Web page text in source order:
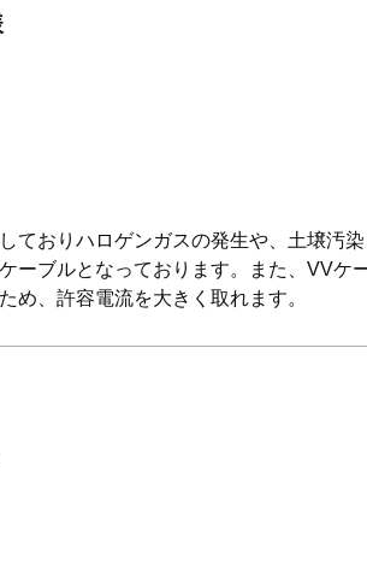
ておりハロゲンガスの発生や、土壌汚
ーブルとなっております。また、VVケ
め、許容電流を大きく取れます。